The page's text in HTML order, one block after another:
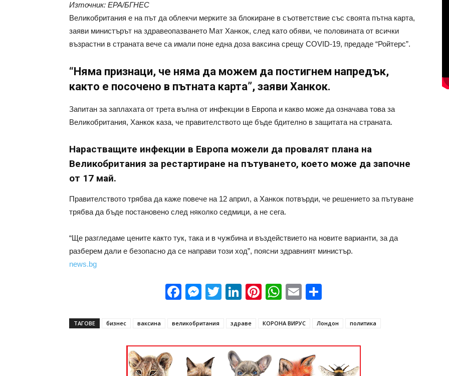
Източник: EPA/БГНЕС
Великобритания е на път да облекчи мерките за блокиране в съответствие със своята пътна карта,
заяви министърът на здравеопазването Мат Ханкок, след като обяви, че половината от всички
възрастни в страната вече са имали поне една доза ваксина срещу COVID-19, предаде “Ройтерс”.
“Няма признаци, че няма да можем да постигнем напредък,
както е посочено в пътната карта”, заяви Ханкок.
Запитан за заплахата от трета вълна от инфекции в Европа и какво може да означава това за
Великобритания, Ханкок каза, че правителството ще бъде бдително в защитата на страната.
Нарастващите инфекции в Европа можели да провалят плана на
Великобритания за рестартиране на пътуването, което може да започне
от 17 май.
Правителството трябва да каже повече на 12 април, а Ханкок потвърди, че решението за пътуване
трябва да бъде постановено след няколко седмици, а не сега.
“Ще разгледаме цените както тук, така и в чужбина и въздействието на новите варианти, за да
разберем дали е безопасно да се направи този ход”, поясни здравният министър.
news.bg
Facebook
Messenger
Twitter
LinkedIn
Pinterest
WhatsApp
Email
ТАГОВЕ бизнес ваксина великобритания здраве КОРОНА ВИРУС Лондон политика